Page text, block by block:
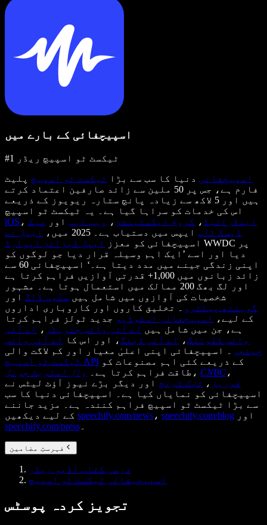
اسپیچفائی کے بارے میں
#1 ٹیکسٹ ٹو اسپیچ ریڈر
اسپیچفائی دنیا کا سب سے بڑا ٹیکسٹ ٹو اسپیچ پلیٹ
فارم ہے، جس پر 50 ملین سے زائد صارفین اعتماد کرتے
ہیں اور 5 لاکھ سے زیادہ پانچ ستارہ ریویوز کے ذریعے
اس کی خدمات کو سراہا گیا ہے۔ یہ ٹیکسٹ ٹو اسپیچ
iOS ، اینڈرائیڈ ، کروم ایکسٹینشن ، ویب ایپ اور
میک
ڈیسک ٹاپ ایپس میں دستیاب ہے۔ 2025 میں،
ایپل نے
اسپیچفائی کو معزز
ایپل ڈیزائن ایوارڈ
WWDC پر
دیا اور اسے ’ایک اہم وسیلہ قرار دیا جو لوگوں کو
اپنی زندگی جینے میں مدد دیتا ہے۔‘ اسپیچفائی 60 سے
زائد زبانوں میں 1,000+ قدرتی آوازیں فراہم کرتا ہے
اور لگ بھگ 200 ممالک میں استعمال ہوتا ہے۔ مشہور
شخصیات کی آوازوں میں شامل ہیں سنُوپ ڈاگ اور
گوینتھ پیلٹرو
۔ تخلیق کاروں اور کاروباری اداروں
کے لیے،
اسپیچفائی اسٹوڈیو جدید ٹولز فراہم کرتا
ہے، جن میں شامل ہیں اے آئی وائس جنریٹر ،
اے آئی
وائس کلوننگ، اے آئی ڈبنگ، اور اس کا
اے آئی وائس
چینجر
۔ اسپیچفائی اپنی اعلیٰ معیار اور کم لاگت والی
ٹیکسٹ ٹو اسپیچ API
طاقت فراہم کرتا ہے۔
وال اسٹریٹ جرنل ، CNBC ،
فوربز ، ٹیک کرنچ اور دیگر بڑے نیوز آؤٹ لیٹس نے
اسپیچفائی کو نمایاں کیا ہے۔ اسپیچفائی دنیا کا سب
سے بڑا ٹیکسٹ ٹو اسپیچ فراہم کنندہ ہے۔ مزید جاننے
speechify.com/news ، speechify.com/blog اور
speechify.com/press
فہرستِ مضامین
درسی کتاب آڈیو ریڈر
اسپیچیفائی ٹیکسٹ ٹو اسپیچ
تجویز کردہ پوسٹس